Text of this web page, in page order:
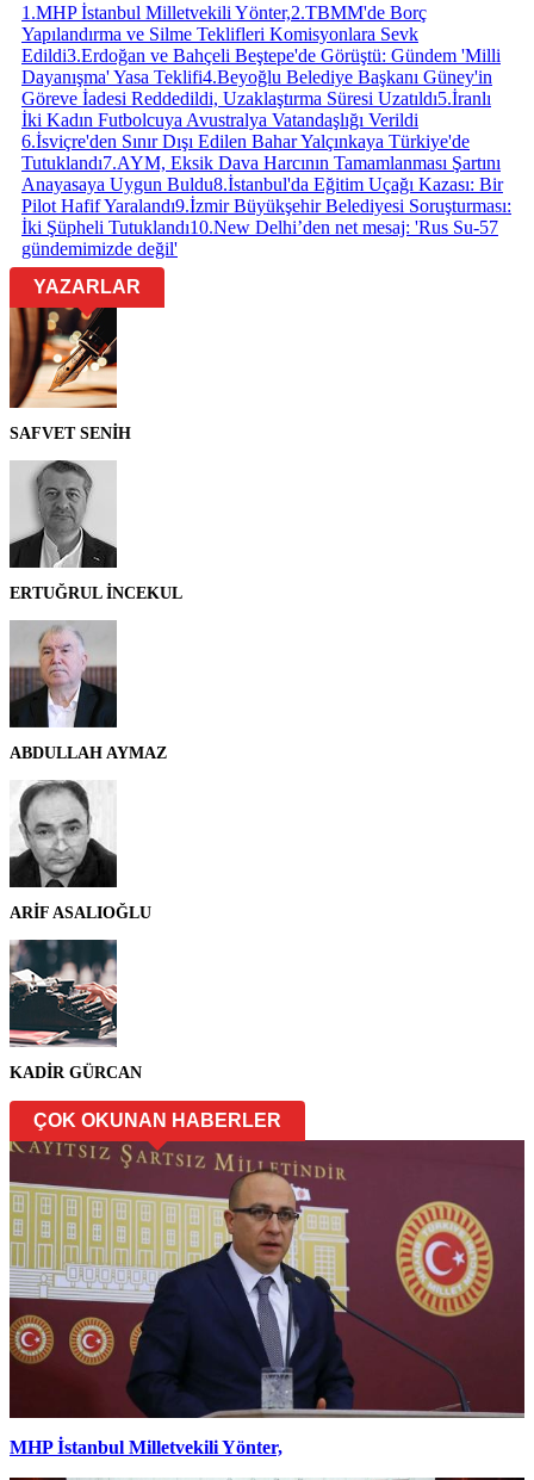
1 .MHP İstanbul Milletvekili Yönter,2.TBMM'de Borç
Yapılandırma ve Silme Teklifleri Komisyonlara Sevk
Edildi3.Erdoğan ve Bahçeli Beştepe'de Görüştü: Gündem 'Milli
Dayanışma' Yasa Teklifi4.Beyoğlu Belediye Başkanı Güney'in
Göreve İadesi Reddedildi, Uzaklaştırma Süresi Uzatıldı5.İranlı
İki Kadın Futbolcuya Avustralya Vatandaşlığı Verildi
6.İsviçre'den Sınır Dışı Edilen Bahar Yalçınkaya Türkiye'de
Tutuklandı7.AYM, Eksik Dava Harcının Tamamlanması Şartını
Anayasaya Uygun Buldu8.İstanbul'da Eğitim Uçağı Kazası: Bir
Pilot Hafif Yaralandı9.İzmir Büyükşehir Belediyesi Soruşturması:
İki Şüpheli Tutuklandı10.New Delhi’den net mesaj: 'Rus Su-57
gündemimizde değil'
YAZARLAR
SAFVET SENİH
ERTUĞRUL İNCEKUL
ABDULLAH AYMAZ
ARİF ASALIOĞLU
KADİR GÜRCAN
ÇOK OKUNAN HABERLER
MHP İstanbul Milletvekili Yönter,